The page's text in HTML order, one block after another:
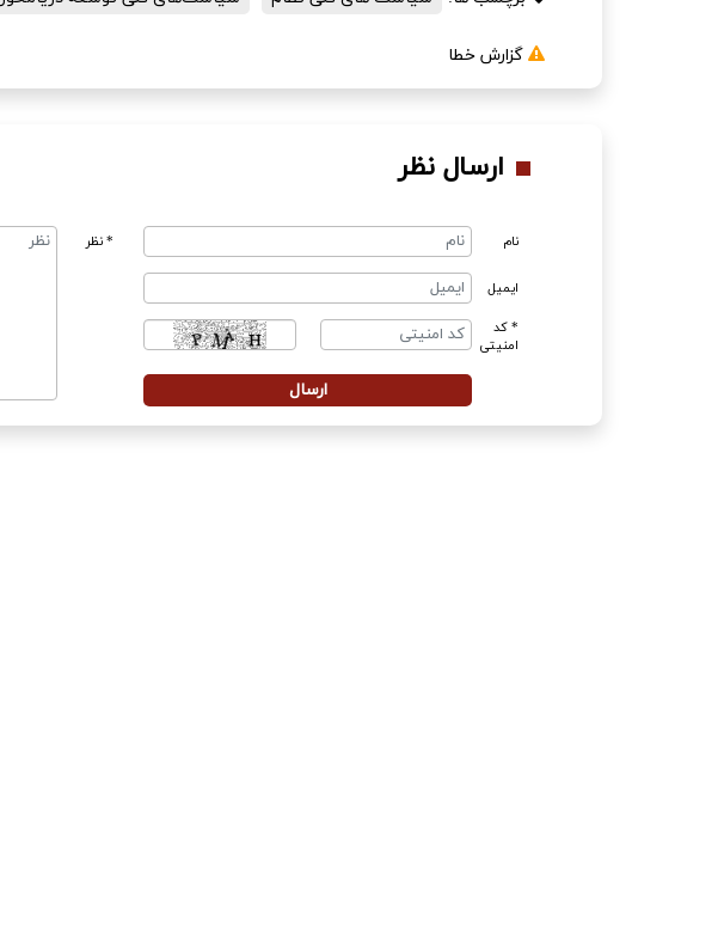
گزارش خطا
ارسال نظر
نام
ایمیل
* کد
امنیتی
* نظر